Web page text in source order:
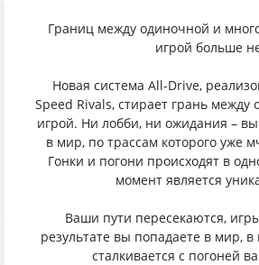
Границ между одиночной и
игрой больше
Новая система All-Drive,
Speed Rivals, стирает грань между
игрой. Ни лобби, ни ожидания –
в мир, по трассам которого уже
Гонки и погони происходят в
момент является
Ваши пути пересекаются,
результате вы попадаете в мир,
сталкивается с погоней